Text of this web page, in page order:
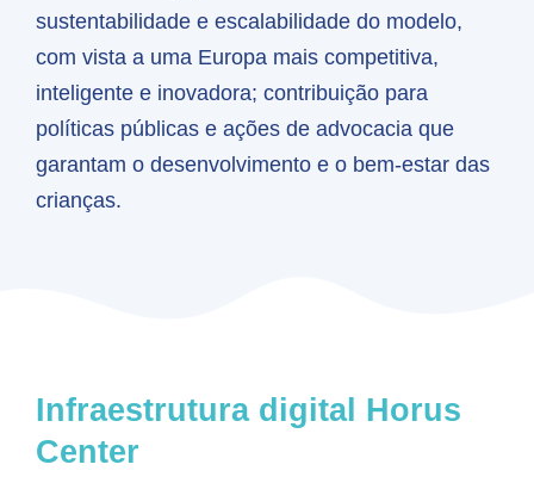
sustentabilidade e escalabilidade do modelo,
com vista a uma Europa mais competitiva,
inteligente e inovadora; contribuição para
políticas públicas e ações de advocacia que
garantam o desenvolvimento e o bem-estar das
crianças.
Infraestrutura digital Horus
Center